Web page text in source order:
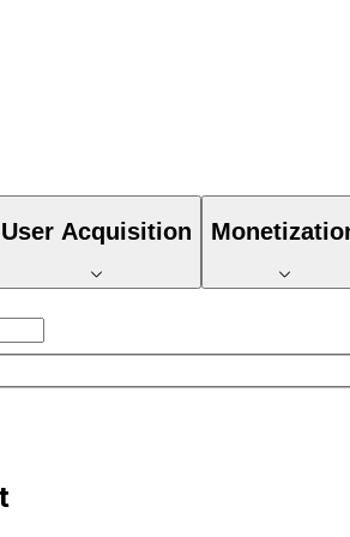
User Acquisition